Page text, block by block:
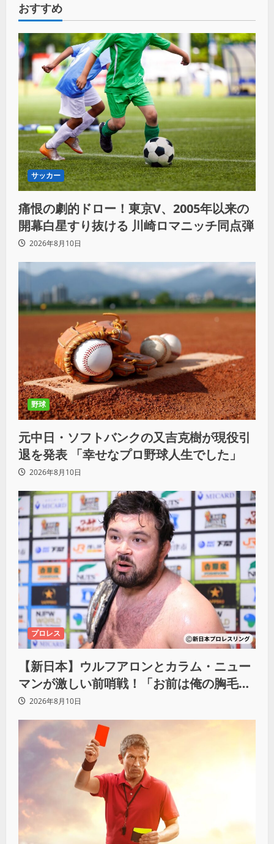
おすすめ
サッカー
痛恨の劇的ドロー！東京V、2005年以来の
開幕白星すり抜ける 川崎ロマニッチ同点弾
2026年8月10日
野球
元中日・ソフトバンクの又吉克樹が現役引
退を発表 「幸せなプロ野球人生でした」
2026年8月10日
プロレス
【新日本】ウルフアロンとカラム・ニュー
マンが激しい前哨戦！「お前は俺の胸毛に
カラム(絡む)小バエと一緒だ」
2026年8月10日